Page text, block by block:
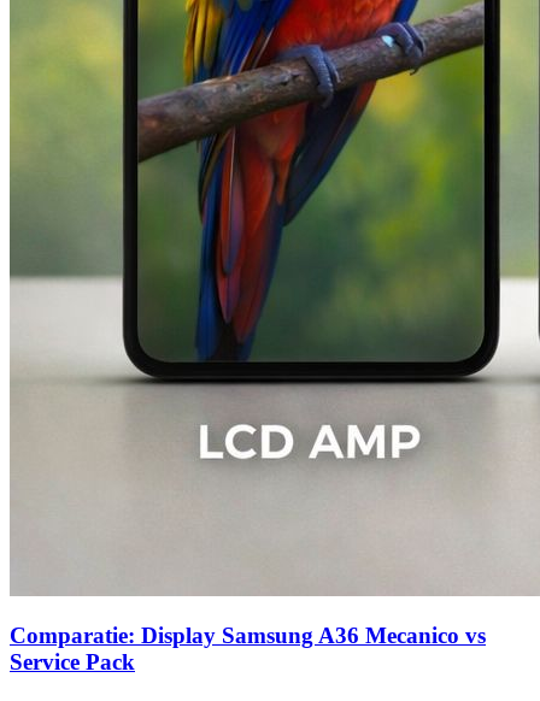
Comparatie: Display Samsung A36 Mecanico vs
Service Pack